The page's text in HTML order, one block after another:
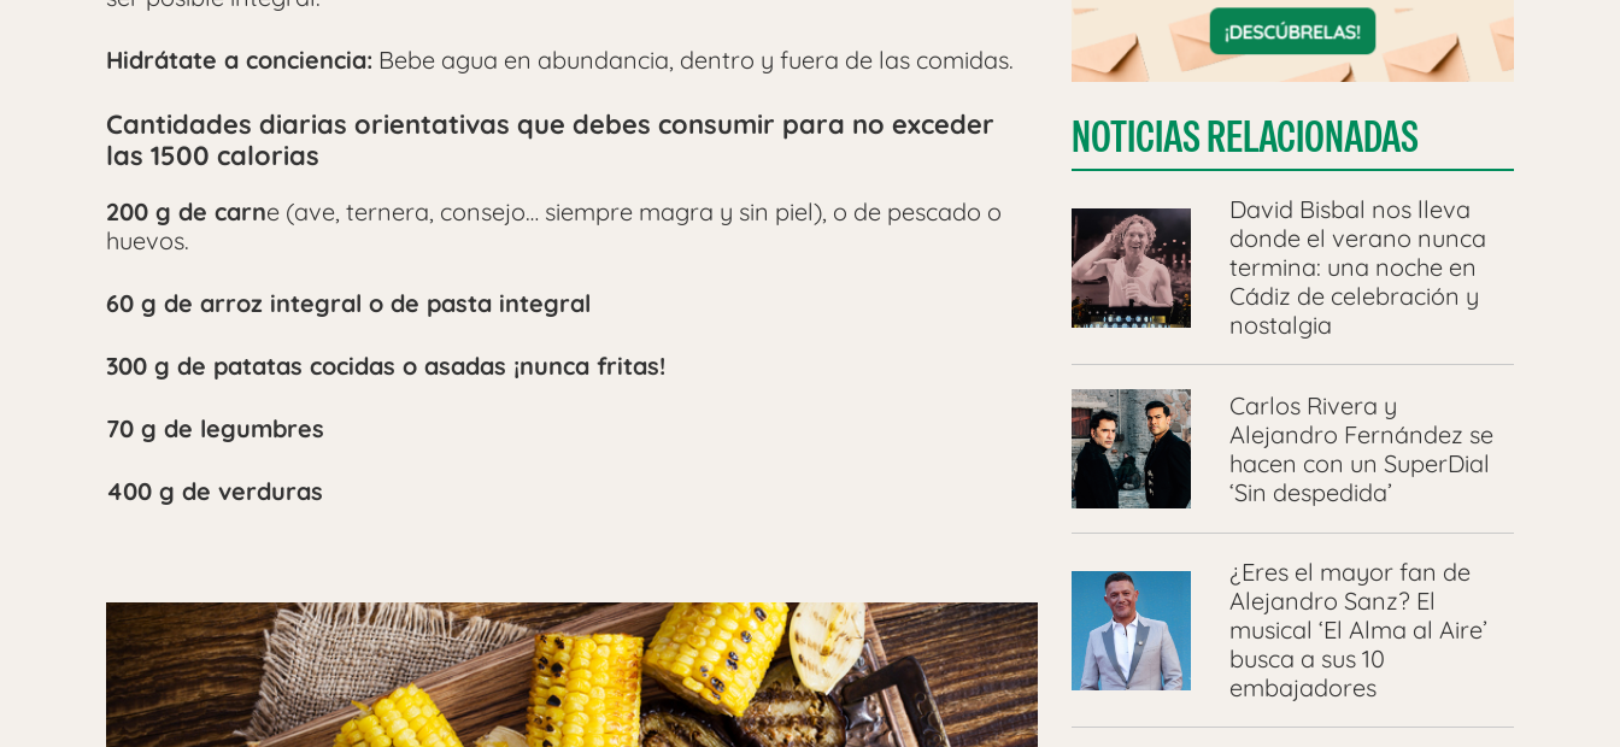
Hidrátate a conciencia: Bebe agua en abundancia, dentro y fuera de las comidas.
Cantidades diarias orientativas que debes consumir para no exceder
las 1500 calorias
200 g de carne (ave, ternera, consejo… siempre magra y sin piel), o de pescado o
huevos.
60 g de arroz integral o de pasta integral
300 g de patatas cocidas o asadas ¡nunca fritas!
70 g de legumbres
400 g de verduras
NOTICIAS RELACIONADAS
David Bisbal nos lleva
donde el verano nunca
termina: una noche en
Cádiz de celebración y
nostalgia
Carlos Rivera y
Alejandro Fernández se
hacen con un SuperDial
‘Sin despedida’
¿Eres el mayor fan de
Alejandro Sanz? El
musical ‘El Alma al Aire’
busca a sus 10
embajadores